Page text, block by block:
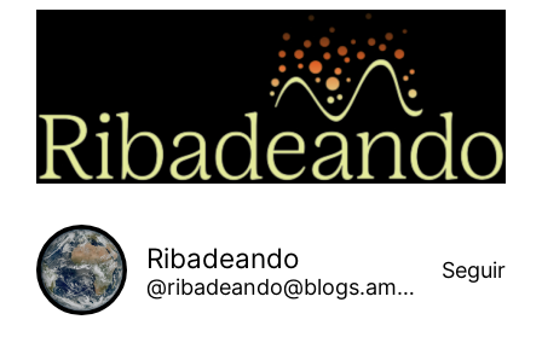
Ribadeando
@ribadeando@blogs.amarinha.gal
Seguir